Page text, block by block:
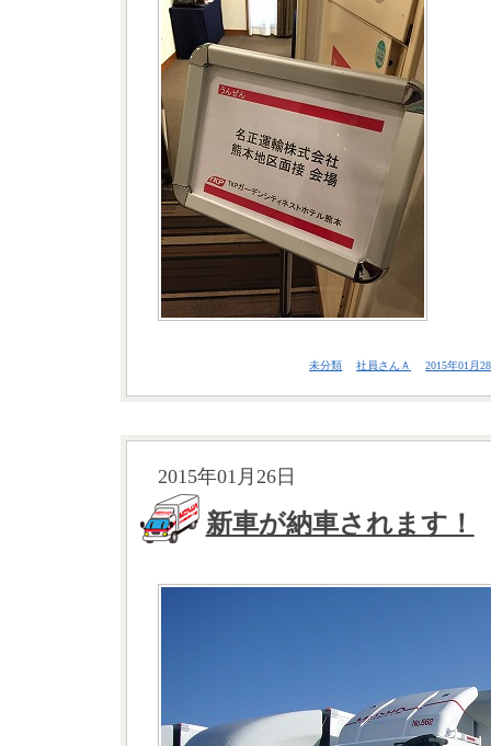
未分類 社員さんＡ 2015年01月
2015年01月26日
新車が納車されます！